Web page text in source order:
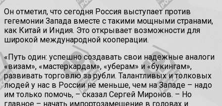
Он отметил, что сегодня Россия выступает против
гегемонии Запада вместе с такими мощными странами,
как Китай и Индия. Это открывает возможности для
широкой международной кооперации.
«Путь один: успешно создавать свои надежные аналоги
«визам», «мастеркардам», «уберам» и «букингам»,
развивать торговлю за рубли. Талантливых и толковых
людей у нас в России не меньше, чем на Западе – надо
им только помочь, – сказал Сергей Миронов. – Но
главное – начать импортозамещение в головах и